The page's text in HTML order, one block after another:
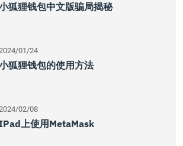
狐狸钱包中文版骗局揭秘
01/24
狐狸钱包的使用方法
02/08
上使用MetaMask